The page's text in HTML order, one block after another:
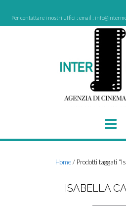
content
Per contattare i nostri uffici : email :
Home/ Prodotti taggati
ISABELLA